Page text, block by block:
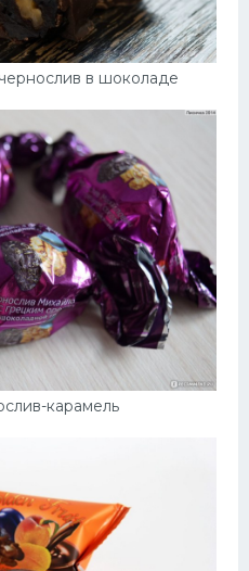
в шоколаде
карамель